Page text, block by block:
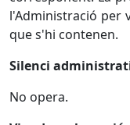
l'Administració per
que s'hi contenen.
Silenci
No opera.